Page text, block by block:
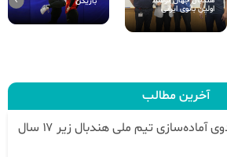
اولین بانوی ایرانی
آخرین مطالب
برگزاری پنجمین اردوی آماده‌سازی تیم ملی هندبال زیر ۱۷ سال